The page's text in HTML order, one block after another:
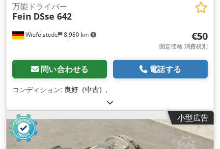
Wiefelstede 8,980 km
万能ドライバー
Fein DSse 642
€50
固定価格 消費税別
問い合わせる 電話する
コンディション: 良好（中古） ,
小型広告